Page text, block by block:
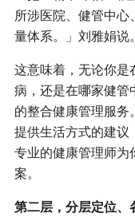
所涉医院、健管中
量体系。」刘雅娟说。
这意味着，无论你是
病，还是在哪家健管
的整合健康管理服
提供生活方式的建议
专业的健康管理师为
案。
第二层，分层定位、